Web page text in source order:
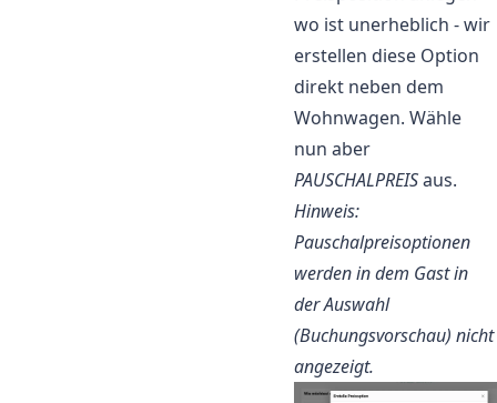
wo ist unerheblich - wir
erstellen diese Option
direkt neben dem
Wohnwagen. Wähle
nun aber
PAUSCHALPREISaus.
Hinweis:
Pauschalpreisoptionen
werden in dem Gast in
der Auswahl
(Buchungsvorschau) nicht
angezeigt.